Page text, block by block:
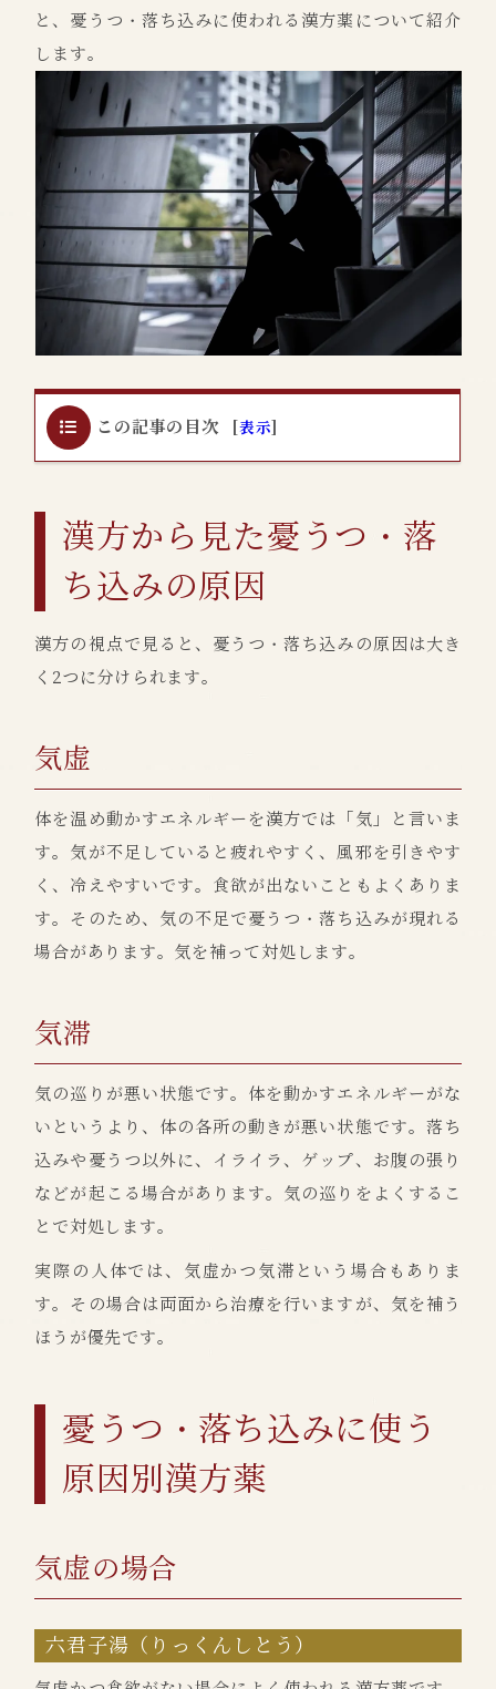
と、憂うつ・落ち込みに使われる漢方薬について紹介
します。
この記事の目次 表示
漢方から見た憂うつ・落
ち込みの原因
漢方の視点で見ると、憂うつ・落ち込みの原因は大き
く2つに分けられます。
気虚
体を温め動かすエネルギーを漢方では「気」と言いま
す。気が不足していると疲れやすく、風邪を引きやす
く、冷えやすいです。食欲が出ないこともよくありま
す。そのため、気の不足で憂うつ・落ち込みが現れる
場合があります。気を補って対処します。
気滞
気の巡りが悪い状態です。体を動かすエネルギーがな
いというより、体の各所の動きが悪い状態です。落ち
込みや憂うつ以外に、イライラ、ゲップ、お腹の張り
などが起こる場合があります。気の巡りをよくするこ
とで対処します。
実際の人体では、気虚かつ気滞という場合もありま
す。その場合は両面から治療を行いますが、気を補う
ほうが優先です。
憂うつ・落ち込みに使う
原因別漢方薬
気虚の場合
六君子湯（りっくんしとう）